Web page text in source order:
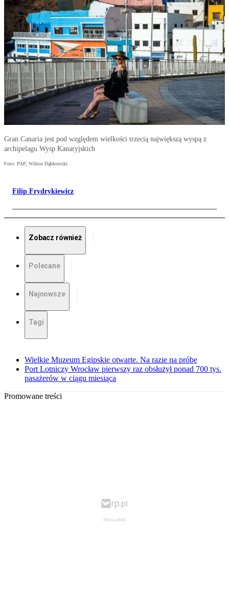
Gran Canaria jest pod względem wielkości trzecią największą wyspą z
archipelagu Wysp Kanaryjskich
Foto: PAP, Wiktor Dąbkowski
Filip Frydrykiewicz
Zobacz również
Polecane
Najnowsze
Tagi
Wielkie Muzeum Egipskie otwarte. Na razie na próbę
Port Lotniczy Wrocław pierwszy raz obsłużył ponad 700 tys.
pasażerów w ciągu miesiąca
Promowane treści